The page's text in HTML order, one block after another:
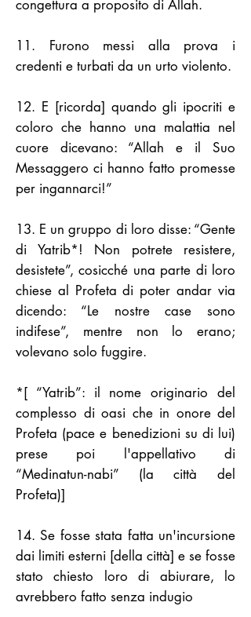
congettura a proposito di Allah.
11. Furono messi alla prova i
credenti e turbati da un urto violento.
12. E [ricorda] quando gli ipocriti e
coloro che hanno una malattia nel
cuore dicevano: “Allah e il Suo
Messaggero ci hanno fatto promesse
per ingannarci!”
13. E un gruppo di loro disse: “Gente
di Yatrib*! Non potrete resistere,
desistete”, cosicché una parte di loro
chiese al Profeta di poter andar via
dicendo: “Le nostre case sono
indifese”, mentre non lo erano;
volevano solo fuggire.
*[ “Yatrib”: il nome originario del
complesso di oasi che in onore del
Profeta (pace e benedizioni su di lui)
prese poi l'appellativo di
“Medinatun-nabi” (la città del
Profeta)]
14. Se fosse stata fatta un'incursione
dai limiti esterni [della città] e se fosse
stato chiesto loro di abiurare, lo
avrebbero fatto senza indugio